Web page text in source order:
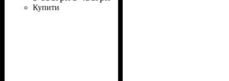
Купити